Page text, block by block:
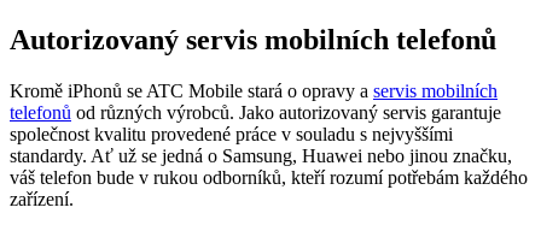
Autorizovaný servis mobilních telefonů
Kromě iPhonů se ATC Mobile stará o opravy a servis mobilních
telefonů od různých výrobců. Jako autorizovaný servis garantuje
společnost kvalitu provedené práce v souladu s nejvyššími
standardy. Ať už se jedná o Samsung, Huawei nebo jinou značku,
váš telefon bude v rukou odborníků, kteří rozumí potřebám každého
zařízení.